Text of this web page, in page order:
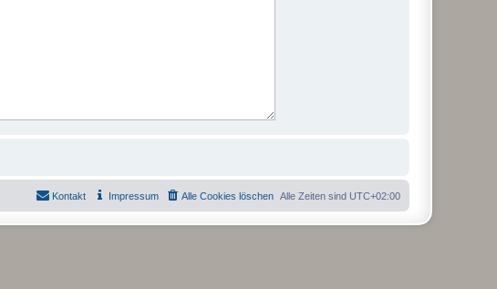
Alle Zeiten sind UTC+02:00
Alle Cookies löschen
Impressum
Kontakt